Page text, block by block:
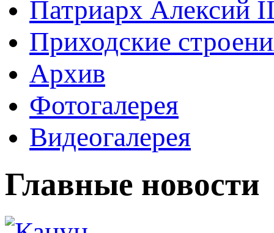
Патриарх Алексий
Приходские
Архив
Фотогалерея
Видеогалерея
Главные новости